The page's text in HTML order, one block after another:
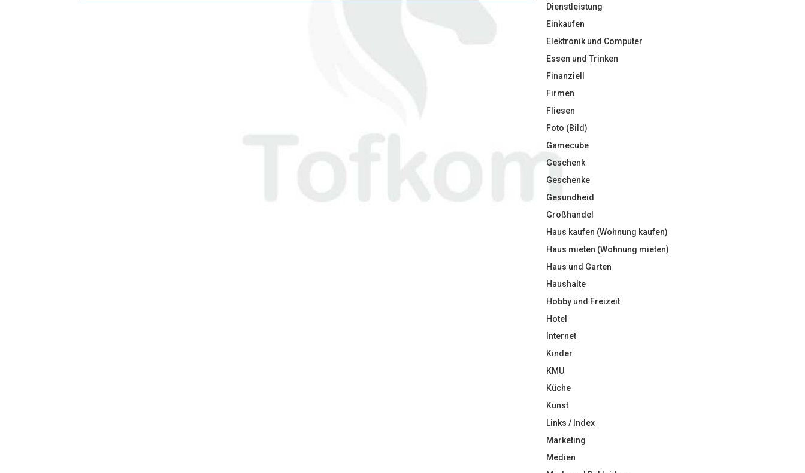
Dienstleistung
Einkaufen
Elektronik und Computer
Essen und Trinken
Finanziell
Firmen
Fliesen
Foto (Bild)
Gamecube
Geschenk
Geschenke
Gesundheid
Großhandel
Haus kaufen (Wohnung kaufen)
Haus mieten (Wohnung mieten)
Haus und Garten
Haushalte
Hobby und Freizeit
Hotel
Internet
Kinder
KMU
Küche
Kunst
Links / Index
Marketing
Medien